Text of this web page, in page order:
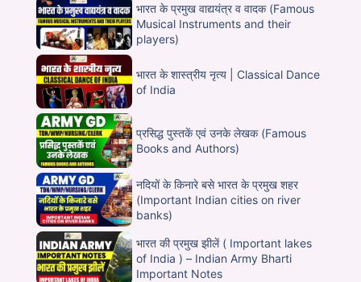
भारत के प्रमुख वाद्ययंत्र व वादक (Famous
Musical Instruments and their
players)
भारत के शास्त्रीय नृत्य | Classical Dance
of India
प्रसिद्ध पुस्तकें एवं उनके लेखक (Famous
Books and Authors)
नदियों के किनारे बसे भारत के प्रमुख शहर
(Important Indian cities on river
banks)
भारत की प्रमुख झीलें ( Important lakes
of India ) – Indian Army Bharti
Important Notes